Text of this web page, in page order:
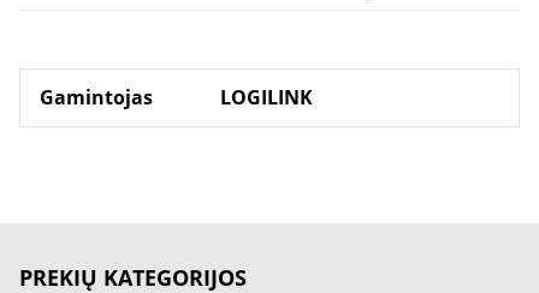
Gamintojas LOGILINK
PREKIŲ KATEGORIJOS